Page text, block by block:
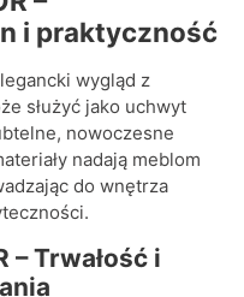
i praktyczność
wygląd z
służyć jako uchwyt
nowoczesne
nadają meblom
do wnętrza
–Trwałość i